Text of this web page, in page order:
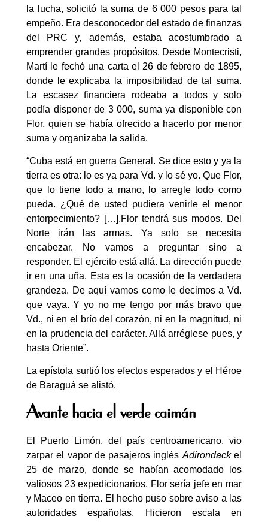
la lucha, solicitó la suma de 6 000 pesos para tal
empeño. Era desconocedor del estado de finanzas
del PRC y, además, estaba acostumbrado a
emprender grandes propósitos. Desde Montecristi,
Martí le fechó una carta el 26 de febrero de 1895,
donde le explicaba la imposibilidad de tal suma.
La escasez financiera rodeaba a todos y solo
podía disponer de 3 000, suma ya disponible con
Flor, quien se había ofrecido a hacerlo por menor
suma y organizaba la salida.
“Cuba está en guerra General. Se dice esto y ya la
tierra es otra: lo es ya para Vd. y lo sé yo. Que Flor,
que lo tiene todo a mano, lo arregle todo como
pueda. ¿Qué de usted pudiera venirle el menor
entorpecimiento? […].Flor tendrá sus modos. Del
Norte irán las armas. Ya solo se necesita
encabezar. No vamos a preguntar sino a
responder. El ejército está allá. La dirección puede
ir en una uña. Esta es la ocasión de la verdadera
grandeza. De aquí vamos como le decimos a Vd.
que vaya. Y yo no me tengo por más bravo que
Vd., ni en el brío del corazón, ni en la magnitud, ni
en la prudencia del carácter. Allá arréglese pues, y
hasta Oriente”.
La epístola surtió los efectos esperados y el Héroe
de Baraguá se alistó.
Avante hacia el verde caimán
El Puerto Limón, del país centroamericano, vio
zarpar el vapor de pasajeros inglés Adirondackel
25 de marzo, donde se habían acomodado los
valiosos 23 expedicionarios. Flor sería jefe en mar
y Maceo en tierra. El hecho puso sobre aviso a las
autoridades españolas. Hicieron escala en